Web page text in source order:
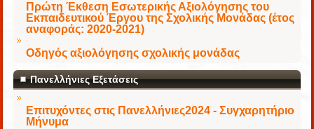
Πρώτη Έκθεση Εσωτερικής Αξιολόγησης του
Εκπαιδευτικού Έργου της Σχολικής Μονάδας (έτος
αναφοράς: 2020-2021)
Οδηγός αξιολόγησης σχολικής μονάδας
Πανελλήνιες Εξετάσεις
Επιτυχόντες στις Πανελλήνιες2024 - Συγχαρητήριο
Μήνυμα